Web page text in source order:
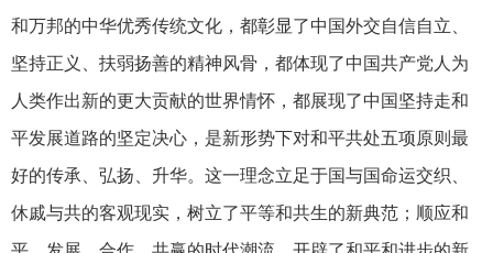
和万邦的中华优秀传统文化，都彰显了中国外交自信自立、
坚持正义、扶弱扬善的精神风骨，都体现了中国共产党人为
人类作出新的更大贡献的世界情怀，都展现了中国坚持走和
平发展道路的坚定决心，是新形势下对和平共处五项原则最
好的传承、弘扬、升华。这一理念立足于国与国命运交织、
休戚与共的客观现实，树立了平等和共生的新典范；顺应和